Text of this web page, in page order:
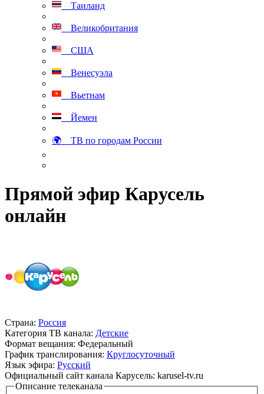
Таиланд
Великобритания
США
Венесуэла
Вьетнам
Йемен
🌍 ТВ по городам России
Прямой эфир Карусель
онлайн
Страна: Россия
Категория ТВ канала: Детские
Формат вещания: Федеральный
График транслирования: Круглосуточный
Язык эфира: Русский
Официальный сайт канала Карусель: karusel-tv.ru
Описание телеканала